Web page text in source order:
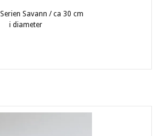
Savann / ca 30 cm
i diameter